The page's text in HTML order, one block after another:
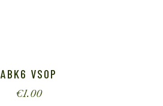
ABK6 VSOP
€1.00